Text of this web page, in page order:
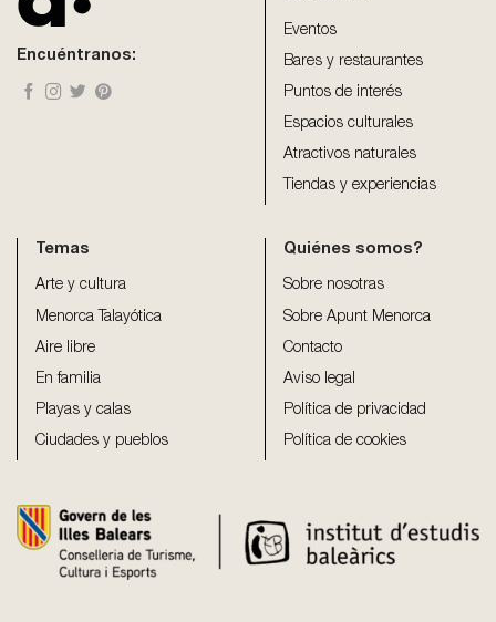
left
Encuéntranos:
Eventos
Bares y restaurantes
Puntos de interés
Espacios culturales
Atractivos naturales
Tiendas y experiencias
Temas
Arte y cultura
Menorca Talayótica
Aire libre
En familia
Playas y calas
Ciudades y pueblos
Quiénes somos?
Sobre nosotras
Sobre Apunt Menorca
Contacto
Aviso legal
Política de privacidad
Política de cookies